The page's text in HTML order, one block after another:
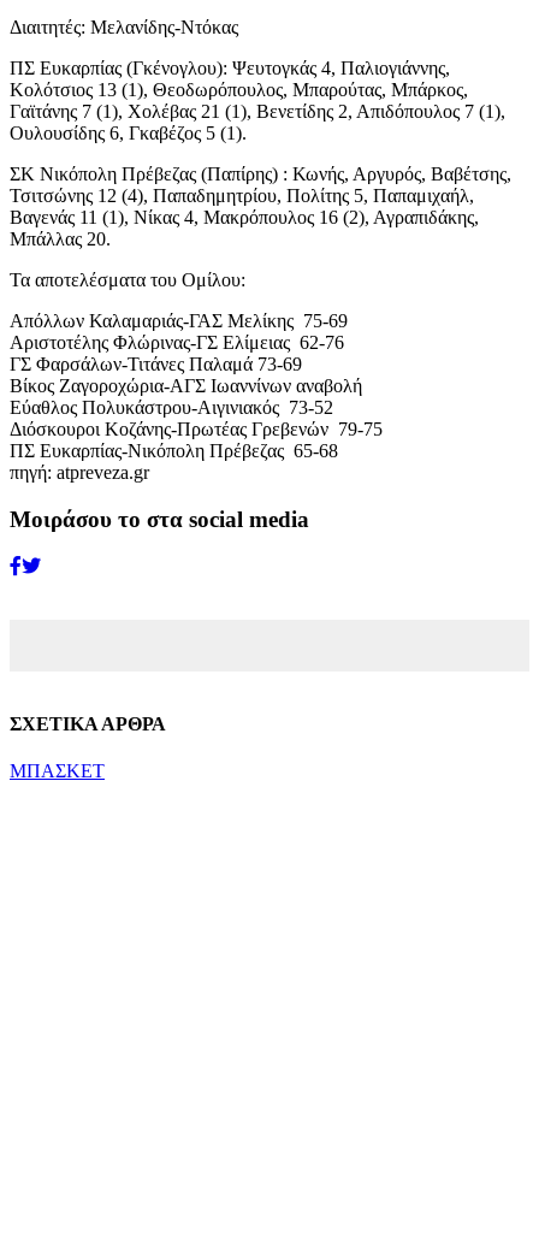
Διαιτητές: Μελανίδης-Ντόκας
ΠΣ Ευκαρπίας (Γκένογλου): Ψευτογκάς 4, Παλιογιάννης,
Κολότσιος 13 (1), Θεοδωρόπουλος, Μπαρούτας, Μπάρκος,
Γαϊτάνης 7 (1), Χολέβας 21 (1), Βενετίδης 2, Απιδόπουλος 7 (1),
Ουλουσίδης 6, Γκαβέζος 5 (1).
ΣΚ Νικόπολη Πρέβεζας (Παπίρης) : Κωνής, Αργυρός, Βαβέτσης,
Τσιτσώνης 12 (4), Παπαδημητρίου, Πολίτης 5, Παπαμιχαήλ,
Βαγενάς 11 (1), Νίκας 4, Μακρόπουλος 16 (2), Αγραπιδάκης,
Μπάλλας 20.
Τα αποτελέσματα του Ομίλου:
Απόλλων Καλαμαριάς-ΓΑΣ Μελίκης 75-69
Αριστοτέλης Φλώρινας-ΓΣ Ελίμειας 62-76
ΓΣ Φαρσάλων-Τιτάνες Παλαμά 73-69
Βίκος Ζαγοροχώρια-ΑΓΣ Ιωαννίνων αναβολή
Εύαθλος Πολυκάστρου-Αιγινιακός 73-52
Διόσκουροι Κοζάνης-Πρωτέας Γρεβενών 79-75
ΠΣ Ευκαρπίας-Νικόπολη Πρέβεζας 65-68
πηγή: atpreveza.gr
Μοιράσου το στα social media
ΣΧΕΤΙΚΑ ΑΡΘΡΑ
ΜΠΑΣΚΕΤ